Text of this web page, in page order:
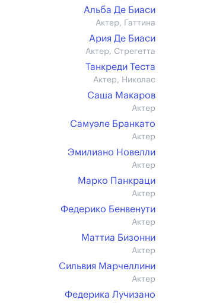
Альба Де Биаси
Актер, Гаттина
Ария Де Биаси
Актер, Стрегетта
Танкреди Теста
Актер, Николас
Саша Макаров
Актер
Самуэле Бранкато
Актер
Эмилиано Новелли
Актер
Марко Панкраци
Актер
Федерико Бенвенути
Актер
Маттиа Бизонни
Актер
Сильвия Марчеллини
Актер
Федерика Лучизано